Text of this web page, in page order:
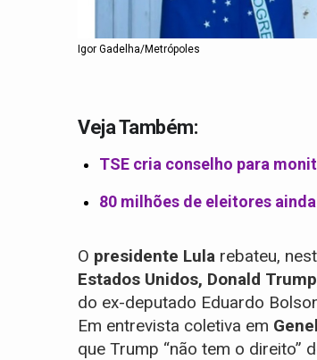
Igor Gadelha/Metrópoles
Veja Também:
TSE cria conselho para
80 milhões de eleitores
O presidente Lula rebateu,
Estados Unidos, Donald
do ex-deputado Eduardo
Em entrevista coletiva em
que Trump “não tem o direito”